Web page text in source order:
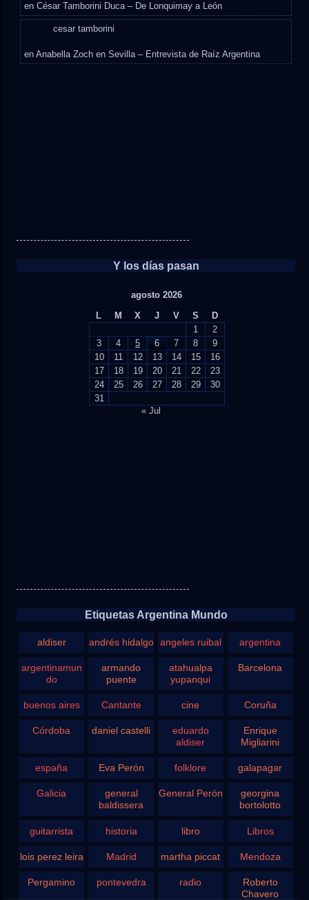
enCésar Tamborini Duca – De Lonquimay a León
cesar tamborini
enAnabella Zoch en Sevilla – Entrevista de Raíz Argentina
Y los días pasan
agosto 2026
L
M X J V S
D
1
2
3
4 5 6 7 8
9
10
11 12 13 14 15
16
17
18 19 20 21 22
23
24
25 26 27 28 29
30
31
« Jul
Etiquetas Argentina Mundo
aldiser andrés hidalgo angeles ruibal argentina
argentinamun
do
armando
puente
atahualpa
yupanqui
Barcelona
buenos aires Cantante cine Coruña
Córdoba daniel castelli
eduardo
aldiser
Enrique
Migliarini
españa Eva Perón folklore galapagar
Galicia
general
baldissera
General Perón
georgina
bortolotto
guitarrista historia libro Libros
lois perez leira Madrid martha piccat Mendoza
Pergamino pontevedra radio
Roberto
Chavero